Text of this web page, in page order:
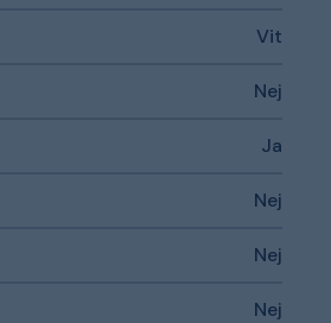
Vit
Nej
Ja
Nej
Nej
Nej